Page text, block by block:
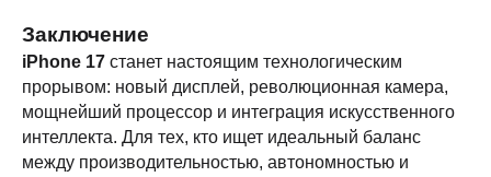
Заключение
iPhone 17 станет настоящим технологическим
прорывом: новый дисплей, революционная камера,
мощнейший процессор и интеграция искусственного
интеллекта. Для тех, кто ищет идеальный баланс
между производительностью, автономностью и